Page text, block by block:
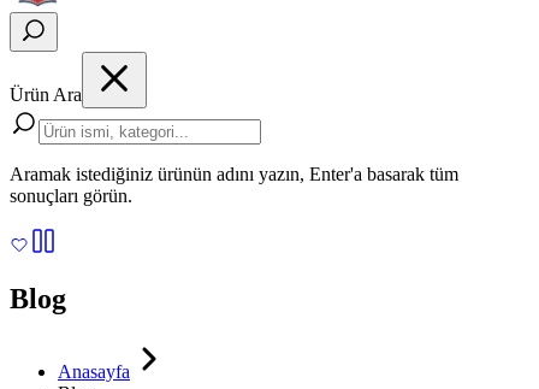
Ürün Ara
Aramak istediğiniz ürünün adını yazın, Enter'a basarak tüm
sonuçları görün.
Blog
Anasayfa